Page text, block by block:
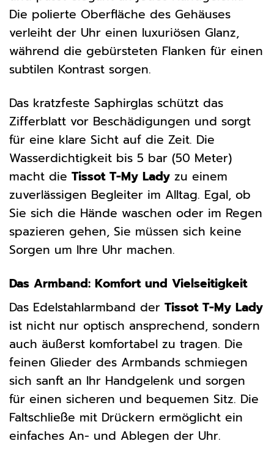
Die polierte Oberfläche des Gehäuses
verleiht der Uhr einen luxuriösen Glanz,
während die gebürsteten Flanken für einen
subtilen Kontrast sorgen.
Das kratzfeste Saphirglas schützt das
Zifferblatt vor Beschädigungen und sorgt
für eine klare Sicht auf die Zeit. Die
Wasserdichtigkeit bis 5 bar (50 Meter)
macht die Tissot T-My Lady zu einem
zuverlässigen Begleiter im Alltag. Egal, ob
Sie sich die Hände waschen oder im Regen
spazieren gehen, Sie müssen sich keine
Sorgen um Ihre Uhr machen.
Das Armband: Komfort und Vielseitigkeit
Das Edelstahlarmband der Tissot T-My Lady
ist nicht nur optisch ansprechend, sondern
auch äußerst komfortabel zu tragen. Die
feinen Glieder des Armbands schmiegen
sich sanft an Ihr Handgelenk und sorgen
für einen sicheren und bequemen Sitz. Die
Faltschließe mit Drückern ermöglicht ein
einfaches An- und Ablegen der Uhr.